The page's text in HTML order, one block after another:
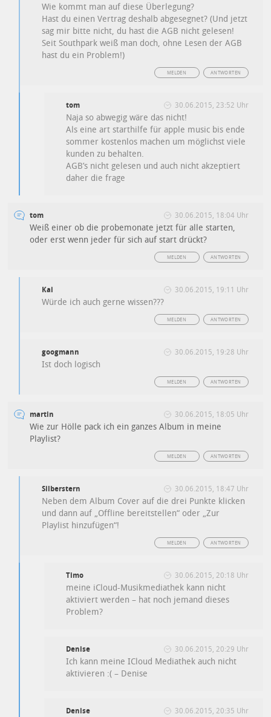
Wie kommt man auf diese Überlegung?
Hast du einen Vertrag deshalb abgesegnet? (Und jetzt
sag mir bitte nicht, du hast die AGB nicht gelesen!
Seit Southpark weiß man doch, ohne Lesen der AGB
hast du ein Problem!)
ANTWORTEN
MELDEN
tom 30.06.2015, 23:52 Uhr
Naja so abwegig wäre das nicht!
Als eine art starthilfe für apple music bis ende
sommer kostenlos machen um möglichst viele
kunden zu behalten.
AGB’s nicht gelesen und auch nicht akzeptiert
daher die frage
tom 30.06.2015, 18:04 Uhr
Weiß einer ob die probemonate jetzt für alle starten,
oder erst wenn jeder für sich auf start drückt?
ANTWORTEN
MELDEN
Kai 30.06.2015, 19:11 Uhr
Würde ich auch gerne wissen???
ANTWORTEN
MELDEN
googmann 30.06.2015, 19:28 Uhr
Ist doch logisch
ANTWORTEN
MELDEN
martin 30.06.2015, 18:05 Uhr
Wie zur Hölle pack ich ein ganzes Album in meine
Playlist?
ANTWORTEN
MELDEN
Silberstern 30.06.2015, 18:47 Uhr
Neben dem Album Cover auf die drei Punkte klicken
und dann auf „Offline bereitstellen“ oder „Zur
Playlist hinzufügen“!
ANTWORTEN
MELDEN
Timo 30.06.2015, 20:18 Uhr
meine iCloud-Musikmediathek kann nicht
aktiviert werden – hat noch jemand dieses
Problem?
Denise 30.06.2015, 20:29 Uhr
Ich kann meine ICloud Mediathek auch nicht
aktivieren :( – Denise
Denise 30.06.2015, 20:35 Uhr